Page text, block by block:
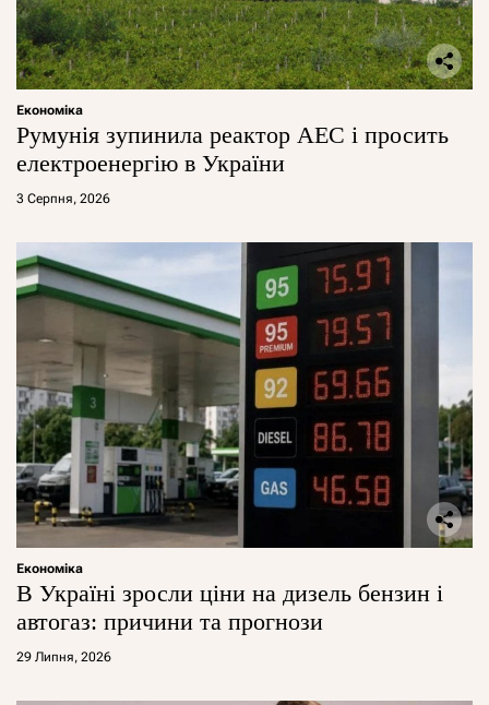
Економіка
Румунія зупинила реактор АЕС і просить
електроенергію в України
3 Серпня, 2026
Економіка
В Україні зросли ціни на дизель бензин і
автогаз: причини та прогнози
29 Липня, 2026